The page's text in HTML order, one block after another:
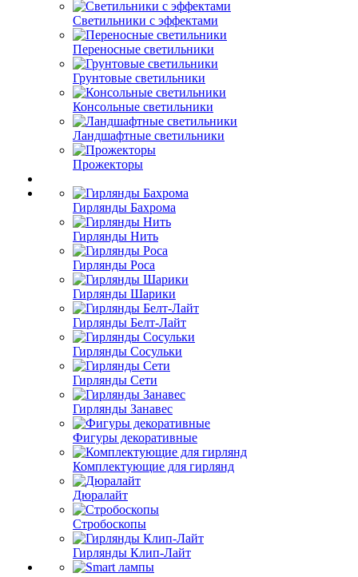
Светильники с эффектами
Переносные светильники
Грунтовые светильники
Консольные светильники
Ландшафтные светильники
Прожекторы
Гирлянды Бахрома
Гирлянды Нить
Гирлянды Роса
Гирлянды Шарики
Гирлянды Белт-Лайт
Гирлянды Сосульки
Гирлянды Сети
Гирлянды Занавес
Фигуры декоративные
Комплектующие для гирлянд
Дюралайт
Стробоскопы
Гирлянды Клип-Лайт